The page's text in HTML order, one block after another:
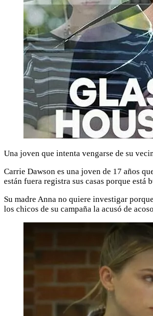
Una joven que intenta vengarse de su
Carrie Dawson es una joven de 17 años
están fuera registra sus casas porque está
Su madre Anna no quiere investigar
los chicos de su campaña la acusó de